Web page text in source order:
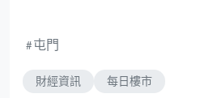
屯門
財經資訊 每日樓市